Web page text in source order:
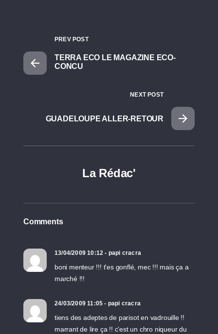
PREV POST
TERRA ECO LE MAGAZINE ECO-
CONCU
NEXT POST
GUADELOUPE ALLER-RETOUR
La Rédac'
Comments
13/04/2009 10:12 - papi cracra
boni menteur !!! t'es gonflé, mec !!! mais ça a
marché !!!
24/03/2009 11:05 - papi cracra
tiens des adeptes de parisot en vadrouille !!
marrant de lire ça !! c'est un chro niqueur du